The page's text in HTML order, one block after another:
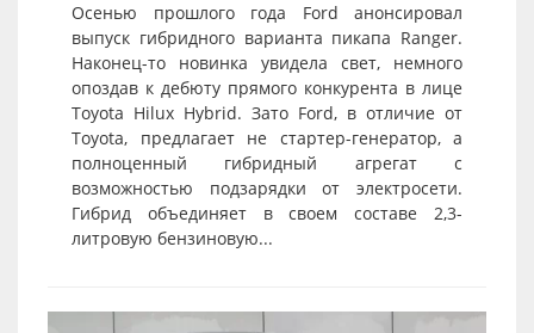
Осенью прошлого года Ford анонсировал
выпуск гибридного варианта пикапа Ranger.
Наконец-то новинка увидела свет, немного
опоздав к дебюту прямого конкурента в лице
Toyota Hilux Hybrid. Зато Ford, в отличие от
Toyota, предлагает не стартер-генератор, а
полноценный гибридный агрегат с
возможностью подзарядки от электросети.
Гибрид объединяет в своем составе 2,3-
литровую бензиновую...